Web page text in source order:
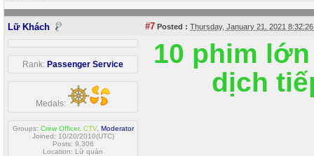
Lữ Khách #7 Posted : Thursday, January 21, 2021
Rank: Passenger Service
Medals:
Groups: Crew Officer, CTV, Moderator
Joined: 10/20/2010(UTC)
Posts: 9,306
Location: Lữ quán
10 phim
dịch